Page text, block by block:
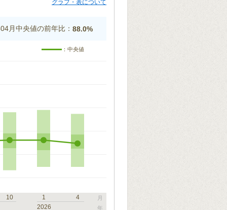
グラフ・表について
月中央値の前年比： 88.0%
：中央値
10 1
4
2026
月
年